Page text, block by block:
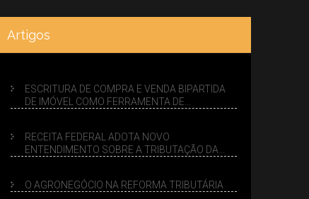
Artigos
ESCRITURA DE COMPRA E VENDA BIPARTIDA
DE IMÓVEL COMO FERRAMENTA DE
RECEITA FEDERAL ADOTA NOVO
ENTENDIMENTO SOBRE A TRIBUTAÇÃO DA
O AGRONEGÓCIO NA REFORMA TRIBUTÁRIA